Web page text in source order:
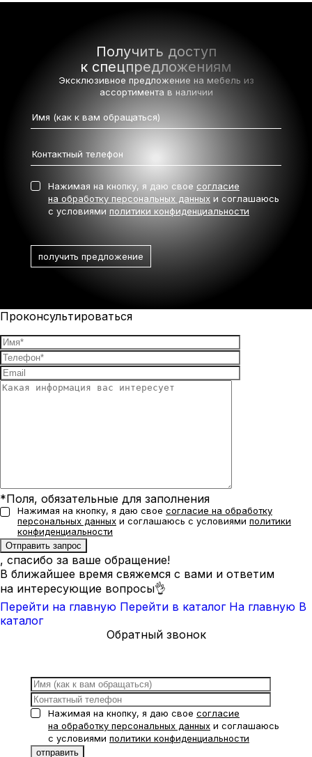
Получить доступ
к спецпредложениям
Эксклюзивное предложение на мебель из
ассортимента в наличии
Нажимая на кнопку, я даю свое согласие
на обработку персональных данных и соглашаюсь
с условиями политики конфиденциальности
Проконсультироваться
*Поля, обязательные для заполнения
Нажимая на кнопку, я даю свое согласие на обработку
персональных данных и соглашаюсь с условиями политики
конфиденциальности
, спасибо за ваше обращение!
В ближайшее время свяжемся с вами и ответим
на интересующие вопросы👌
Перейти на главную Перейти в каталог На главную В
каталог
Обратный звонок
Нажимая на кнопку, я даю свое согласие
на обработку персональных данных и соглашаюсь
с условиями политики конфиденциальности